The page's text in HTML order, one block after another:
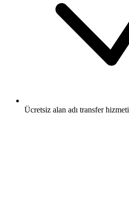
Ücretsiz alan adı transfer hizmeti